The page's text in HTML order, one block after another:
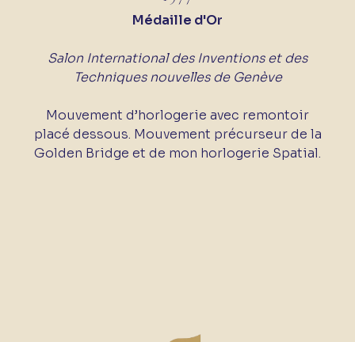
Médaille d'Or
Salon International des Inventions et des
Techniques nouvelles de Genève
Mouvement d’horlogerie avec remontoir
placé dessous. Mouvement précurseur de la
Golden Bridge et de mon horlogerie Spatial.